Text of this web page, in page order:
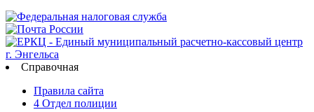
Справочная
Правила сайта
4 Отдел полиции